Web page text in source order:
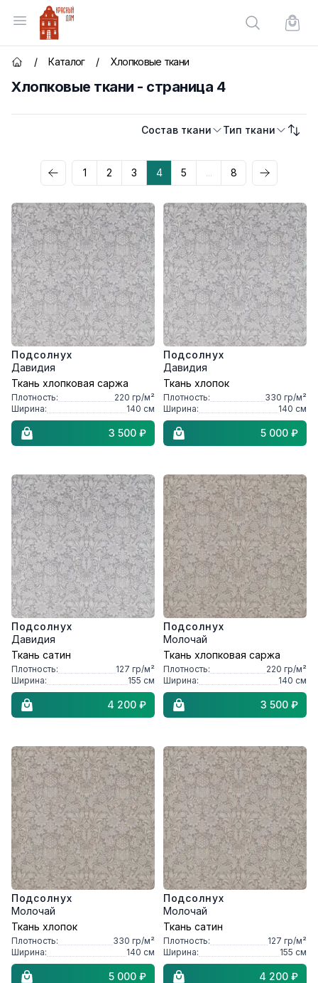
Открыть меню
Красный Дом
Поиск по
Главная страница
/ Каталог / Хлопковые ткани
Хлопковые ткани - страница 4
Состав ткани Тип ткани
Категории товаров
1 2 3 4 5 ... 8
Подсолнух
Давидия
Ткань хлопковая саржа
Плотность: 220 гр/м²
Ширина:
140 см
3 500 ₽
Подсолнух
Давидия
Ткань хлопок
Плотность: 330 гр/м²
Ширина:
140 см
5 000 ₽
Подсолнух
Давидия
Ткань сатин
Плотность: 127 гр/м²
Ширина:
155 см
4 200 ₽
Подсолнух
Молочай
Ткань хлопковая саржа
Плотность: 220 гр/м²
Ширина:
140 см
3 500 ₽
Подсолнух
Молочай
Ткань хлопок
Плотность: 330 гр/м²
Ширина:
140 см
5 000 ₽
Подсолнух
Молочай
Ткань сатин
Плотность: 127 гр/м²
Ширина:
155 см
4 200 ₽